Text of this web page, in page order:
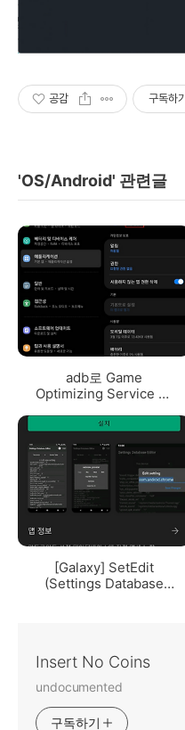
공감 구독하기
'OS/Android' 관련글
adb로 Game
Optimizing Service 비
[Galaxy] SetEdit
(Settings Database
Insert No Coins
undocumented
구독하기